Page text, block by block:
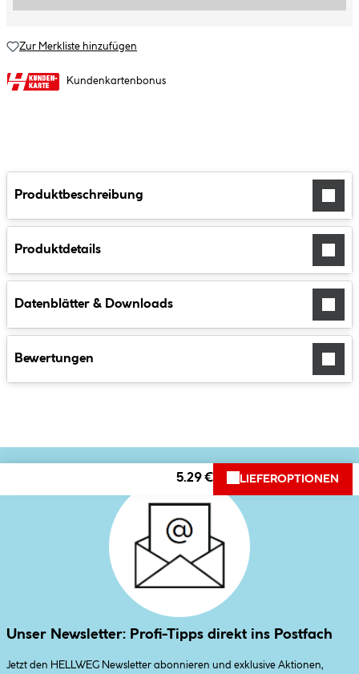
Zur Merkliste hinzufügen
Kundenkartenbonus
Produktbeschreibung
Produktdetails
Datenblätter & Downloads
Bewertungen
5.29 € LIEFEROPTIONEN
Unser Newsletter: Profi-Tipps direkt ins Postfach
Jetzt den HELLWEG Newsletter abonnieren und exklusive Aktionen,